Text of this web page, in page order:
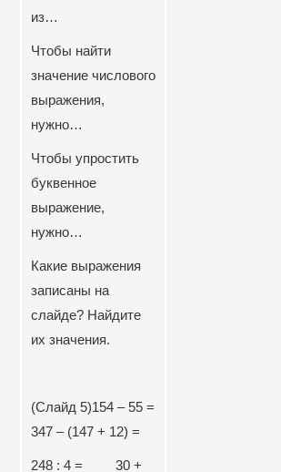
из…
Чтобы найти
значение числового
выражения,
нужно…
Чтобы упростить
буквенное
выражение,
нужно…
Какие выражения
записаны на
слайде? Найдите
их значения.
(Слайд 5)154 – 55 =
347 – (147 + 12) =
248 : 4 = 30 +